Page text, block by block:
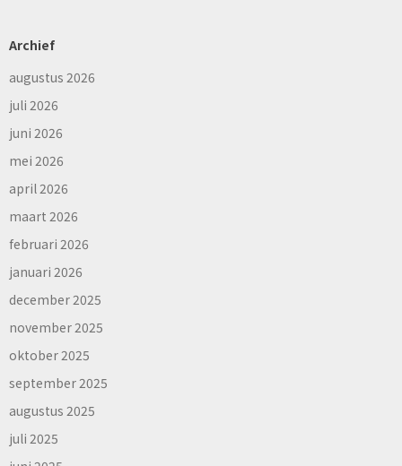
Archief
augustus 2026
juli 2026
juni 2026
mei 2026
april 2026
maart 2026
februari 2026
januari 2026
december 2025
november 2025
oktober 2025
september 2025
augustus 2025
juli 2025